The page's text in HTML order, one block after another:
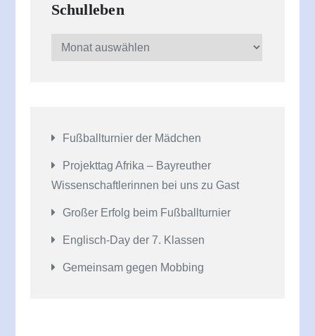
Schulleben
Schulleben
Fußballturnier der Mädchen
Projekttag Afrika – Bayreuther
Wissenschaftlerinnen bei uns zu Gast
Großer Erfolg beim Fußballturnier
Englisch-Day der 7. Klassen
Gemeinsam gegen Mobbing